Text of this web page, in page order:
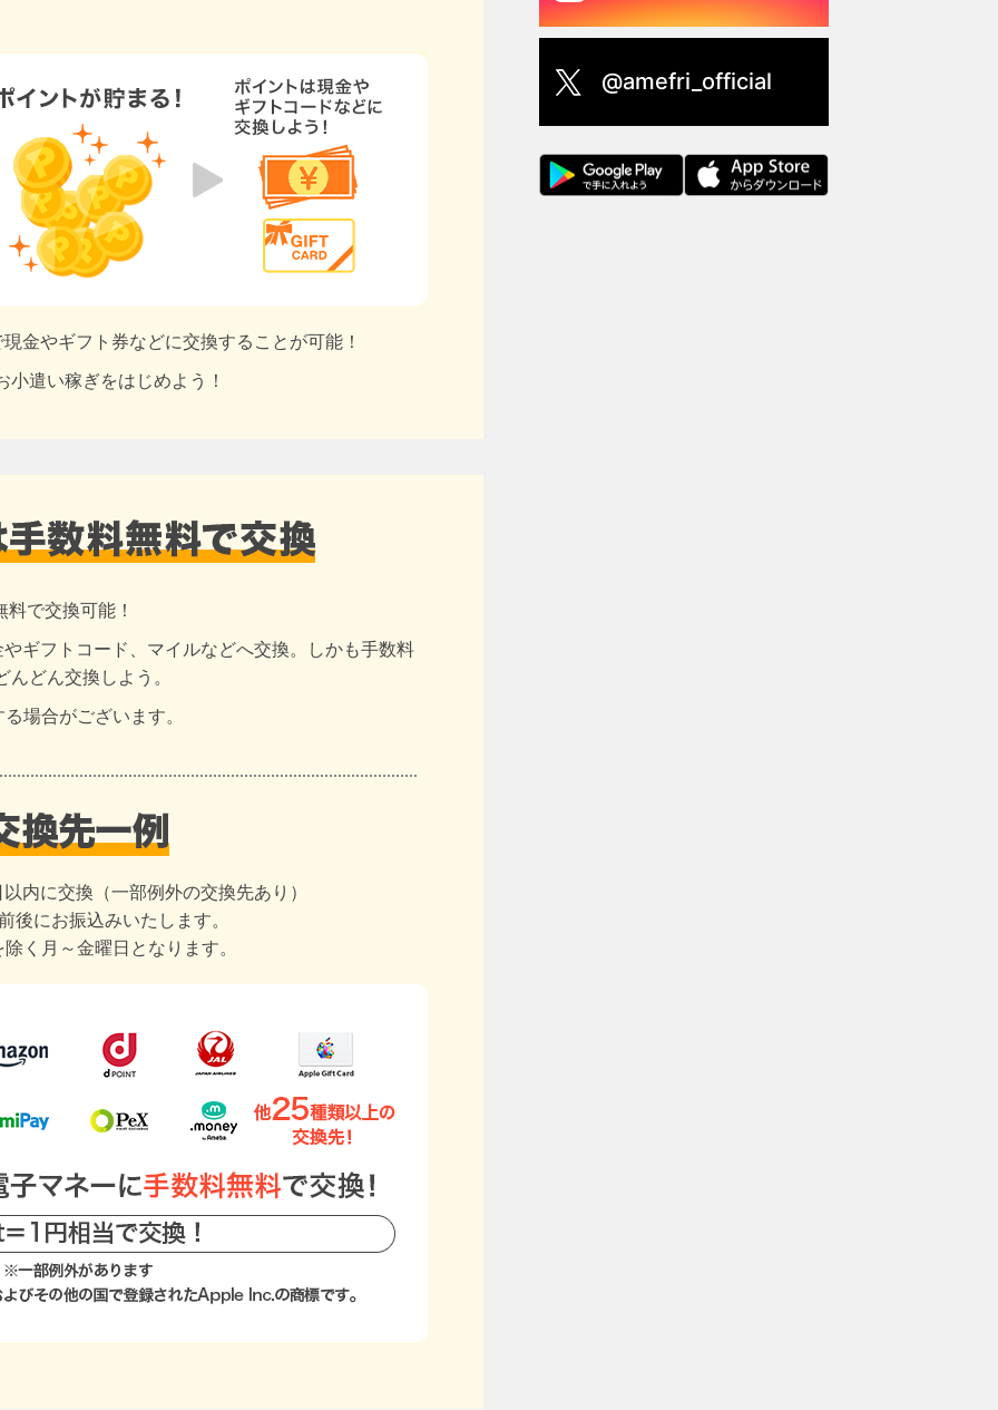
金やギフト券などに交換することが可能！
遣い稼ぎをはじめよう！
で交換可能！
ギフトコード、マイルなどへ交換。しかも手数料
どん交換しよう。
場合がございます。
内に交換（一部例外の交換先あり）
にお振込みいたします。
く月～金曜日となります。
@amefri_official